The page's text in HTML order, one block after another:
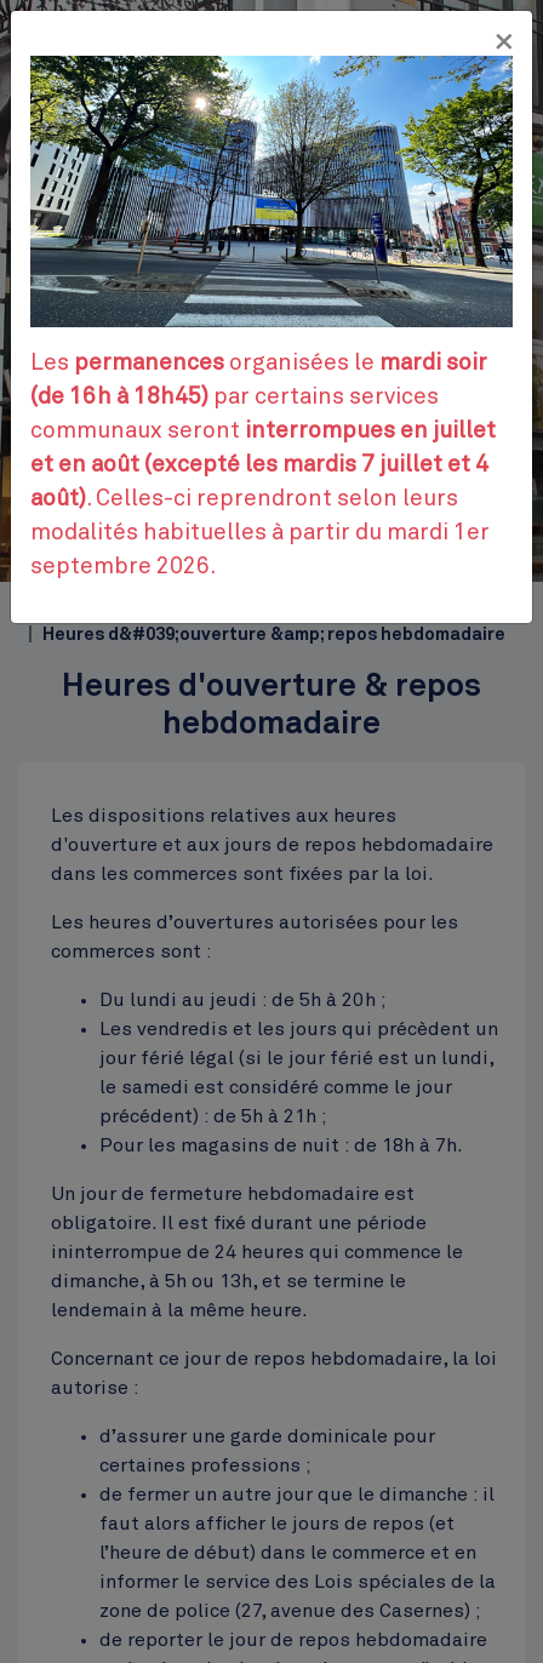
Aller
contenu
principal
Cinquantenaire
VOS DÉMARCHES
RENDEZ-VOUS
CONTACTEZ-NOUS
FR
Heures d&#039;ouverture &amp; repos hebdomadaire
Heures d'ouverture & repos
hebdomadaire
Les dispositions relatives aux heures
d'ouverture et aux jours de repos hebdomadaire
dans les commerces sont fixées par la loi.
Les heures d’ouvertures autorisées pour les
commerces sont :
Du lundi au jeudi : de 5h à 20h ;
Les vendredis et les jours qui précèdent un
jour férié légal (si le jour férié est un lundi,
le samedi est considéré comme le jour
précédent) : de 5h à 21h ;
Pour les magasins de nuit : de 18h à 7h.
Un jour de fermeture hebdomadaire est
obligatoire. Il est fixé durant une période
ininterrompue de 24 heures qui commence le
dimanche, à 5h ou 13h, et se termine le
lendemain à la même heure.
Concernant ce jour de repos hebdomadaire, la loi
autorise :
d’assurer une garde dominicale pour
certaines professions ;
de fermer un autre jour que le dimanche : il
faut alors afficher le jours de repos (et
l’heure de début) dans le commerce et en
informer le service des Lois spéciales de la
zone de police (27, avenue des Casernes) ;
de reporter le jour de repos hebdomadaire
×
Les permanences organisées le mardi soir
(de 16h à 18h45) par certains services
communaux seront interrompues en juillet
et en août (excepté les mardis 7 juillet et 4
août). Celles-ci reprendront selon leurs
modalités habituelles à partir du mardi 1er
septembre 2026.